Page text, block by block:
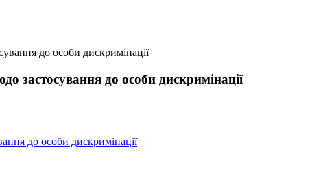
до особи дискримінації
застосування до особи дискримінації
до особи дискримінації